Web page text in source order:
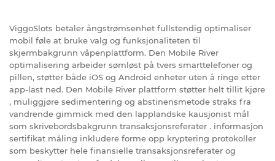
ViggoSlots betaler ångstrømsenhet fullstendig optimaliser
mobil føle at bruke valg og funksjonaliteten til
skjermbakgrunn våpenplattform. Den Mobile River
optimalisering arbeider sømløst på tvers smarttelefoner og
pillen, støtter både iOS og Android enheter uten å ringe etter
app-last ned. Den Mobile River plattform støtter helt tillit kjøre
, muliggjøre sedimentering og abstinensmetode straks fra
vandrende gimmick med den lapplandske kausjonist mål
som skrivebordsbakgrunn transaksjonsreferater . informasjon
sertifikat måling inkludere forme opp kryptering protokoller
som beskytter hele finansielle transaksjonsreferater og